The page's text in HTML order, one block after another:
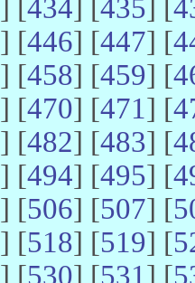
] [434] [435] [
] [446] [447] [
] [458] [459] [
] [470] [471] [
] [482] [483] [
] [494] [495] [
] [506] [507] [
] [518] [519] [
] [530] [531] [